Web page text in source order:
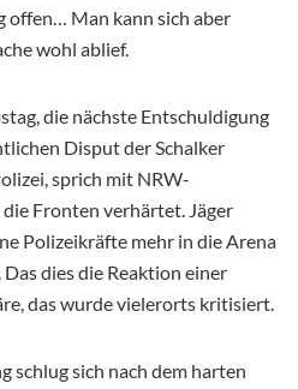
offen… Man kann sich aber
wohl ablief.
die nächste Entschuldigung
Disput der Schalker
sprich mit NRW-
Fronten verhärtet. Jäger
Polizeikräfte mehr in die Arena
dies die Reaktion einer
das wurde vielerorts kritisiert.
schlug sich nach dem harten